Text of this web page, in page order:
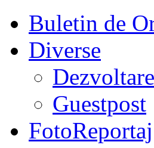
Buletin de
Diverse
Guestpost
FotoReportaj